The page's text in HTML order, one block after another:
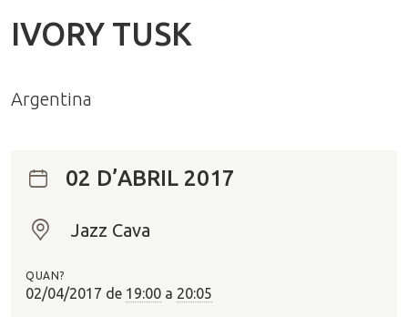
IVORY TUSK
Argentina
02 D’ABRIL 2017
O
?
Jazz Cava
QUAN?
02/04/2017 de 19:00 a 20:05